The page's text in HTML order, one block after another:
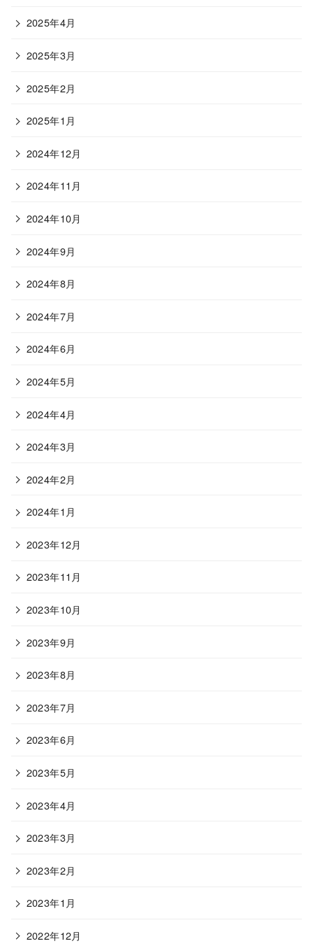
2025年4月
2025年3月
2025年2月
2025年1月
2024年12月
2024年11月
2024年10月
2024年9月
2024年8月
2024年7月
2024年6月
2024年5月
2024年4月
2024年3月
2024年2月
2024年1月
2023年12月
2023年11月
2023年10月
2023年9月
2023年8月
2023年7月
2023年6月
2023年5月
2023年4月
2023年3月
2023年2月
2023年1月
2022年12月